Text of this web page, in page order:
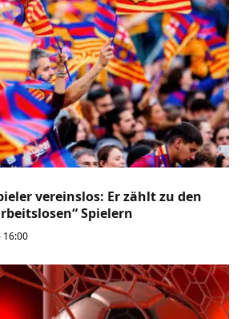
vereinslos: Er zählt zu den
Spielern
16:00